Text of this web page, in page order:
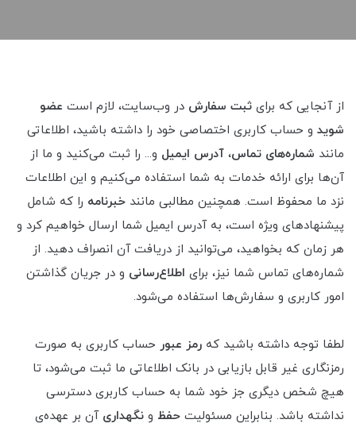
از آنجایی که برای ثبت سفارش در وب‌سایت، لازم است عضو
شوید و حساب کاربری اختصاصی خود را داشته باشید، اطلاعاتی
مانند شماره‌های تماس، آدرس ایمیل و... را ثبت می‌کنید و ما از
آن‌ها برای ارائه خدمات به شما استفاده می‌کنیم و این اطلاعات
نزد ما محفوظ است. همچنین مطالبی مانند خبرنامه را که شامل
پیشنهادهای ویژه است، به آدرس ایمیل شما ارسال خواهیم کرد و
هر زمان که بخواهید، می‌توانید از دریافت آن انصراف دهید. از
شماره‌های تماس شما نیز، برای اطلاع‌رسانی و در جریان گذاشتن
امور کاربری و سفارش‌ها استفاده می‌شود.
لطفا توجه داشته باشید که رمز عبور حساب کاربری به صورت
رمزنگاری غیر قابل بازیابی در بانک اطلاعاتی ما ثبت می‌شود، تا
هیچ شخص دیگری جز خود شما به حساب کاربری دسترسی
نداشته باشد. بنابراین مسئولیت حفظ و نگهداری آن بر عهده‌ی